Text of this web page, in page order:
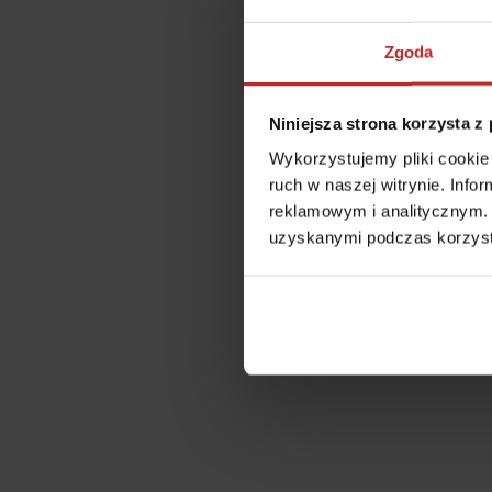
Zgoda
Niniejsza strona korzysta z
Wykorzystujemy pliki
ruch w naszej witrynie.
reklamowym i
uzyskanymi podczas